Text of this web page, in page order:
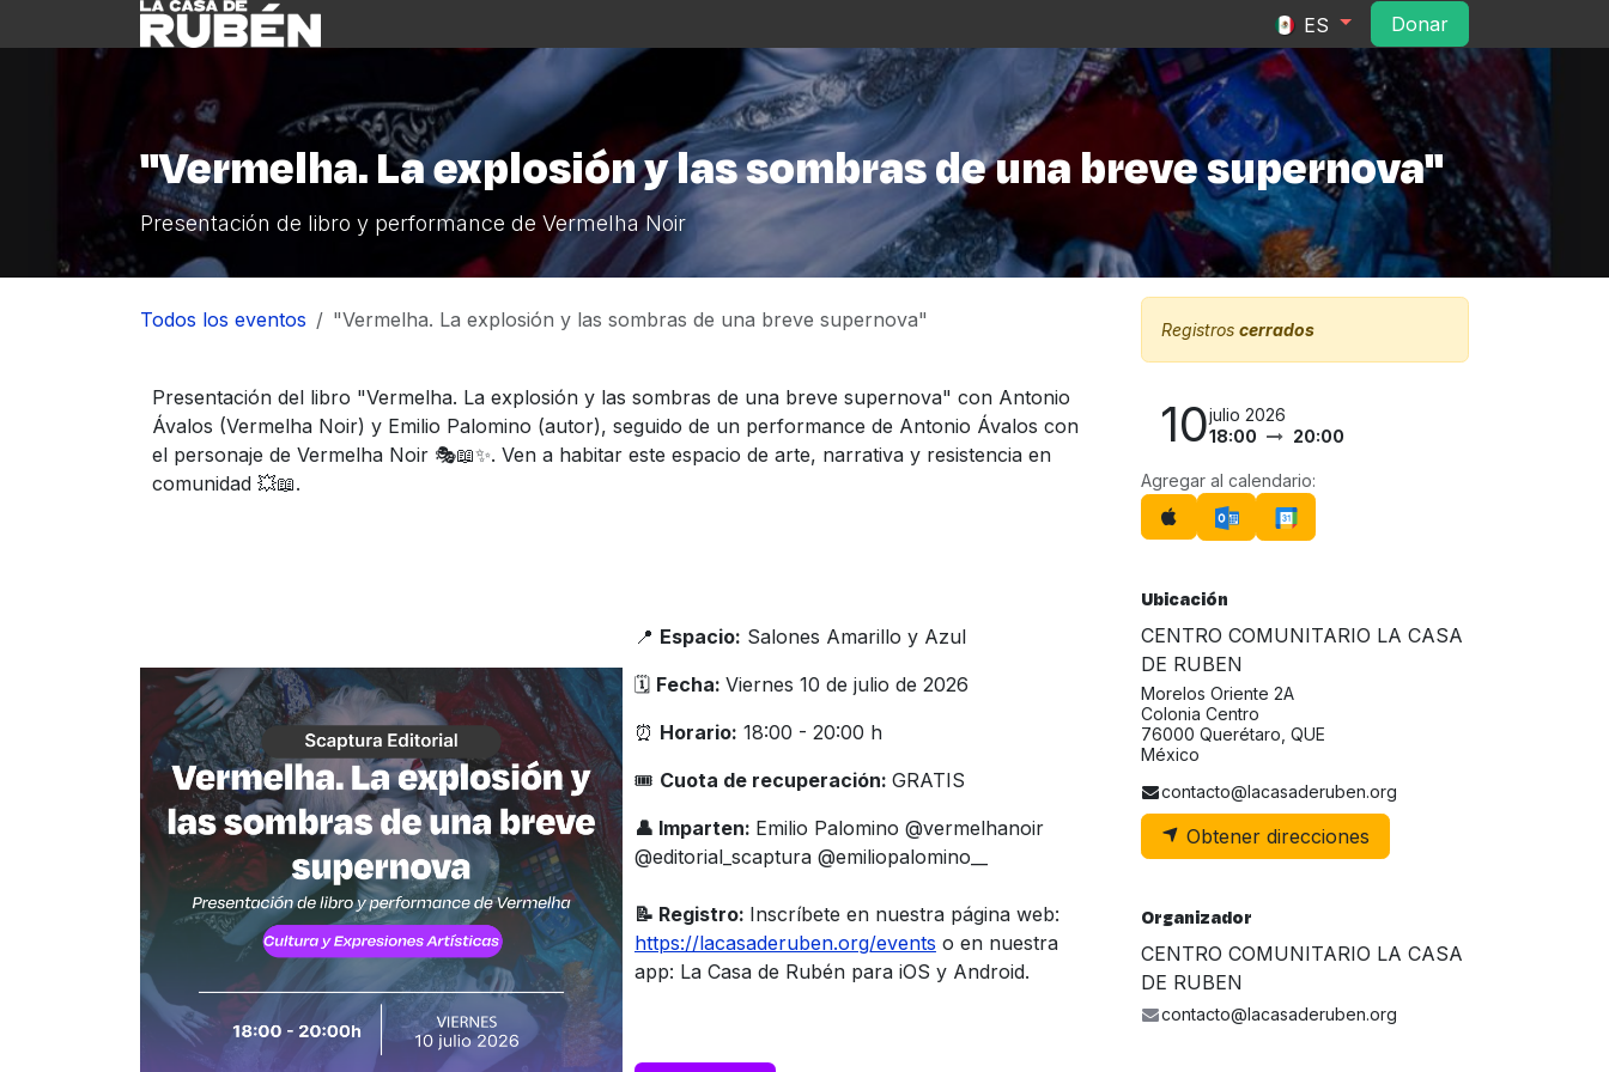
Convocatorias Contacto
ES Do​​na​​r​​
"Vermelha. La explosión y las sombras de una breve supernova"
Presentación de libro y performance de Vermelha Noir
Todos los eventos "Vermelha. La explosión y las sombras de una breve supernova"
Presentación del libro "Vermelha. La explosión y las sombras de una breve supernova" con Antonio
Ávalos (Vermelha Noir) y Emilio Palomino (autor), seguido de un performance de Antonio Ávalos con
el personaje de Vermelha Noir 🎭📖✨. Ven a habitar este espacio de arte, narrativa y resistencia en
comunidad 💥📖.
📍 Espacio: Salones Amarillo y Azul
🗓️ Fecha: Viernes 10 de julio de 2026
⏰ Horario: 18:00 - 20:00 h
🎟 Cuota de recuperación: GRATIS
👤 Imparten: Emilio Palomino @vermelhanoir
@editorial_scaptura @emiliopalomino__​
📝 Registro: Inscríbete en nuestra página web:
https://lacasaderuben.org/events o en nuestra
app: La Casa de Rubén para iOS y Android.
Registros cerrados
10julio 2026
18:00
20:00
Agregar al calendario:
Ubicación
CENTRO COMUNITARIO LA CASA
DE RUBEN
Morelos Oriente 2A
Colonia Centro
76000 Querétaro, QUE
México
contacto@lacasaderuben.org
Obtener direcciones
Organizador
CENTRO COMUNITARIO LA CASA
DE RUBEN
contacto@lacasaderuben.org